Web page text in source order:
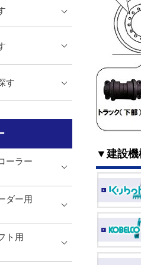
▼建設機
す
ーラー
ダー用
ト用